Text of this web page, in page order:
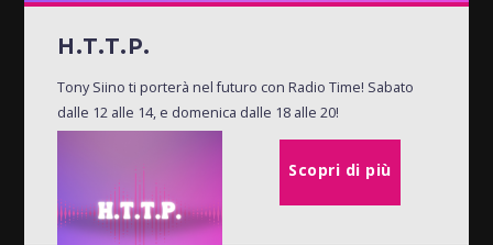
H.T.T.P.
Tony Siino ti porterà nel futuro con Radio Time! Sabato
dalle 12 alle 14, e domenica dalle 18 alle 20!
Scopri di più